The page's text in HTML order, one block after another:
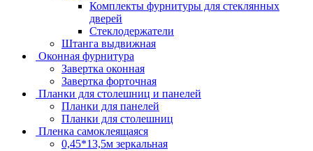
Комплекты фурнитуры для стеклянных
дверей
Стеклодержатели
Штанга выдвижная
Оконная фурнитура
Завертка оконная
Завертка форточная
Планки для столешниц и панелей
Планки для панелей
Планки для столешниц
Пленка самоклеящаяся
0,45*13,5м зеркальная